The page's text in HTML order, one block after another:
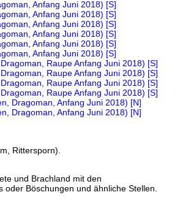
Rittersporn).
und Brachland mit den
Böschungen und ähnliche Stellen.